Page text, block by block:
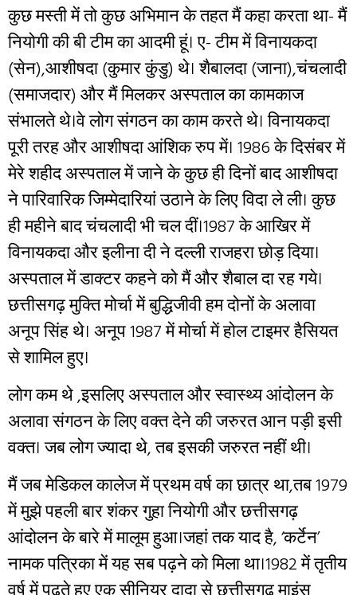
कुछ मस्ती में तो कुछ अभिमान के तहत मैं कहा करता था- मैं
नियोगी की बी टीम का आदमी हूं। ए- टीम में विनायकदा
(सेन),आशीषदा (कुमार कुंडु) थे। शैबालदा (जाना),चंचलादी
(समाजदार) और मैं मिलकर अस्पताल का कामकाज
संभालते थे।वे लोग संगठन का काम करते थे। विनायकदा
पूरी तरह और आशीषदा आंशिक रुप में। 1986 के दिसंबर में
मेरे शहीद अस्पताल में जाने के कुछ ही दिनों बाद आशीषदा
ने पारिवारिक जिम्मेदारियां उठाने के लिए विदा ले ली। कुछ
ही महीने बाद चंचलादी भी चल दीं।1987 के आखिर में
विनायकदा और इलीना दी ने दल्ली राजहरा छोड़ दिया।
अस्पताल में डाक्टर कहने को मैं और शैबाल दा रह गये।
छत्तीसगढ़ मुक्ति मोर्चा में बुद्धिजीवी हम दोनों के अलावा
अनूप सिंह थे। अनूप 1987 में मोर्चा में होल टाइमर हैसियत
से शामिल हुए।
लोग कम थे ,इसलिए अस्पताल और स्वास्थ्य आंदोलन के
अलावा संगठन के लिए वक्त देने की जरुरत आन पड़ी इसी
वक्त। जब लोग ज्यादा थे, तब इसकी जरुरत नहीं थी।
मैं जब मेडिकल कालेज में प्रथम वर्ष का छात्र था,तब 1979
में मुझे पहली बार शंकर गुहा नियोगी और छत्तीसगढ़
आंदोलन के बारे में मालूम हुआ।जहां तक याद है, ‘कर्टेन’
नामक पत्रिका में यह सब पढ़ने को मिला था।1982 में तृतीय